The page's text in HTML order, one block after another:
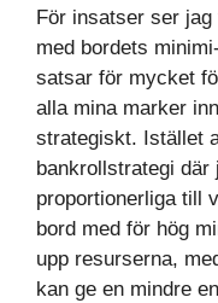
För insatser ser
med bordets
satsar för mycket
alla mina marker
strategiskt. Istället
bankrollstrategi
proportionerliga till
bord med för hög
upp resurserna,
kan ge en mindre